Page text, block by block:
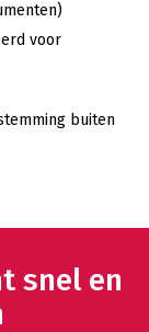
voor
buiten
snel en